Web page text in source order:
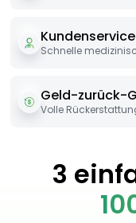
Schnelle
Geld-zurück-
Volle
3